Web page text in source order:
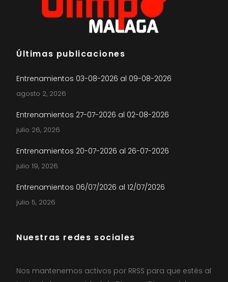
Últimas publicaciones
Entrenamientos 03-08-2026 al 09-08-2026
agosto 2, 2026
Entrenamientos 27-07-2026 al 02-08-2026
julio 26, 2026
Entrenamientos 20-07-2026 al 26-07-2026
julio 19, 2026
Entrenamientos 06/07/2026 al 12/07/2026
julio 5, 2026
Nuestras redes sociales
Nos mantenemos activos por RRSS para que estés al